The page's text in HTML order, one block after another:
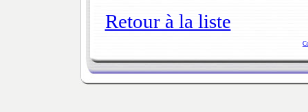
Retour à la liste